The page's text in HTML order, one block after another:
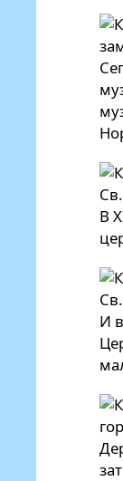
В
И